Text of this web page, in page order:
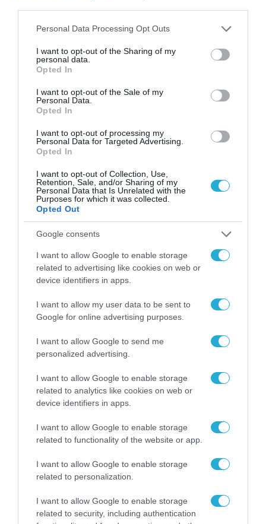
Please note that this website/app uses one or more Google
not limited to your visit or usage behaviour. You may click to
grant or deny consent to Google and its third-party tags to
use your data for below specified purposes in below Google
consent section.
Personal Data Processing Opt Outs
I want to opt-out of the Sharing of my
personal data.
Opted In
I want to opt-out of the Sale of my
Personal Data.
Opted In
I want to opt-out of processing my
Personal Data for Targeted Advertising.
Opted In
I want to opt-out of Collection, Use,
Retention, Sale, and/or Sharing of my
Personal Data that Is Unrelated with the
Purposes for which it was collected.
Opted Out
Google consents
I want to allow Google to enable storage
related to advertising like cookies on web or
device identifiers in apps.
I want to allow my user data to be sent to
Google for online advertising purposes.
I want to allow Google to send me
personalized advertising.
I want to allow Google to enable storage
related to analytics like cookies on web or
device identifiers in apps.
I want to allow Google to enable storage
related to functionality of the website or app.
I want to allow Google to enable storage
related to personalization.
I want to allow Google to enable storage
related to security, including authentication
υγειονομική περίθαλψη ή οι
χρηματοπιστωτικές υπηρεσίες.
TEAMVIEWER
ΡΟΗ ΕΙΔΗΣΕΩΝ
από την ΕΕ έργο “The
Gaming Police”